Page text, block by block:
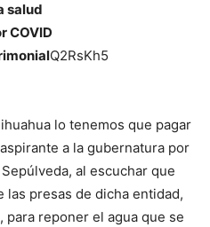
salud
COVID
Q2RsKh5
lo tenemos que pagar
a la gubernatura por
al escuchar que
las presas de dicha entidad,
para reponer el agua que se